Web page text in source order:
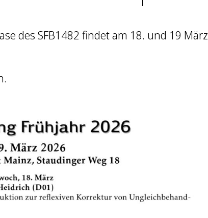
des SFB1482 findet am 18. und 19 März